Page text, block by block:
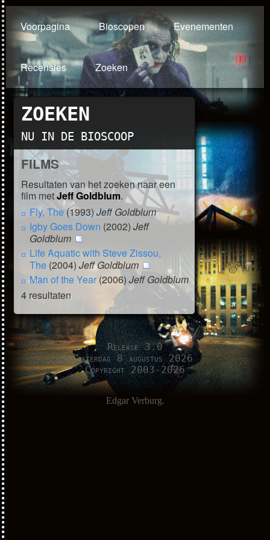
Voorpagina Bioscopen Evenementen
Recensies Zoeken
ZOEKEN
NU IN DE BIOSCOOP
FILMS
Resultaten van het zoeken naar een
film metJeff Goldblum.
Fly, The (1993) Jeff Goldblum
Igby Goes Down (2002) Jeff
Goldblum
Life Aquatic with Steve Zissou,
The (2004) Jeff Goldblum
Man of the Year(2006) Jeff Goldblum
4 resultaten
Release 3.0
zaterdag 8 augustus 2026
Copyright 2003-2026
Edgar Verburg.